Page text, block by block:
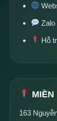
Zalo
Hỗ
MIỀN
163